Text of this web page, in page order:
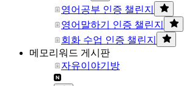
영어공부 인증 챌린지
영어말하기 인증 챌린지
회화 수업 인증 챌린지
메모리워드 게시판
자유이야기방